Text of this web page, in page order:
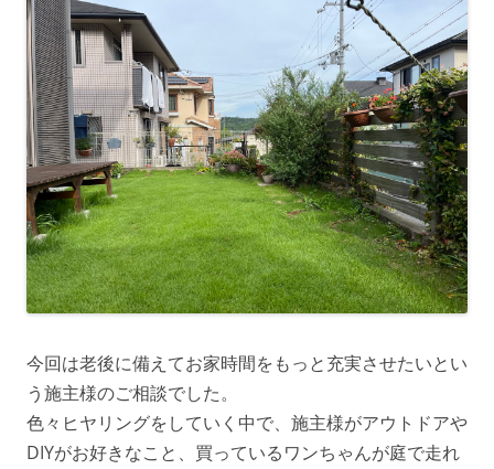
今回は老後に備えてお家時間をもっと充実させたいとい
う施主様のご相談でした。
色々ヒヤリングをしていく中で、施主様がアウトドアや
DIYがお好きなこと、買っているワンちゃんが庭で走れ